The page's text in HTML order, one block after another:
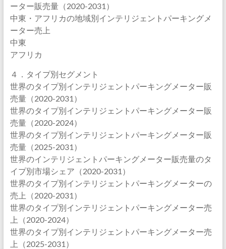
ーター販売量（2020-2031）
中東・アフリカの地域別インテリジェントパーキングメ
ーター売上
中東
アフリカ
４．タイプ別セグメント
世界のタイプ別インテリジェントパーキングメーター販
売量（2020-2031）
世界のタイプ別インテリジェントパーキングメーター販
売量（2020-2024）
世界のタイプ別インテリジェントパーキングメーター販
売量（2025-2031）
世界のインテリジェントパーキングメーター販売量のタ
イプ別市場シェア（2020-2031）
世界のタイプ別インテリジェントパーキングメーターの
売上（2020-2031）
世界のタイプ別インテリジェントパーキングメーター売
上（2020-2024）
世界のタイプ別インテリジェントパーキングメーター売
上（2025-2031）